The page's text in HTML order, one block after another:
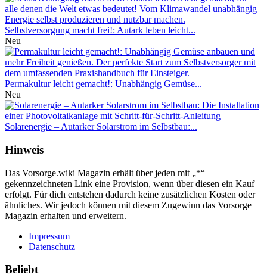
Selbstversorgung macht frei!: Autark leben leicht...
Neu
Permakultur leicht gemacht!: Unabhängig Gemüse...
Neu
Solarenergie – Autarker Solarstrom im Selbstbau:...
Hinweis
Das Vorsorge.wiki Magazin erhält über jeden mit „*“
gekennzeichneten Link eine Provision, wenn über diesen ein Kauf
erfolgt. Für dich entstehen dadurch keine zusätzlichen Kosten oder
ähnliches. Wir jedoch können mit diesem Zugewinn das Vorsorge
Magazin erhalten und erweitern.
Impressum
Datenschutz
Beliebt